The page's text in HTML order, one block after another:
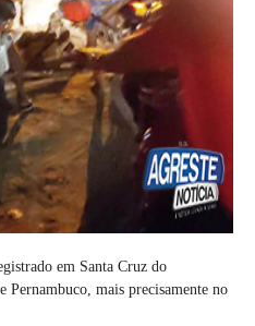
em Santa Cruz do
Pernambuco, mais precisamente no